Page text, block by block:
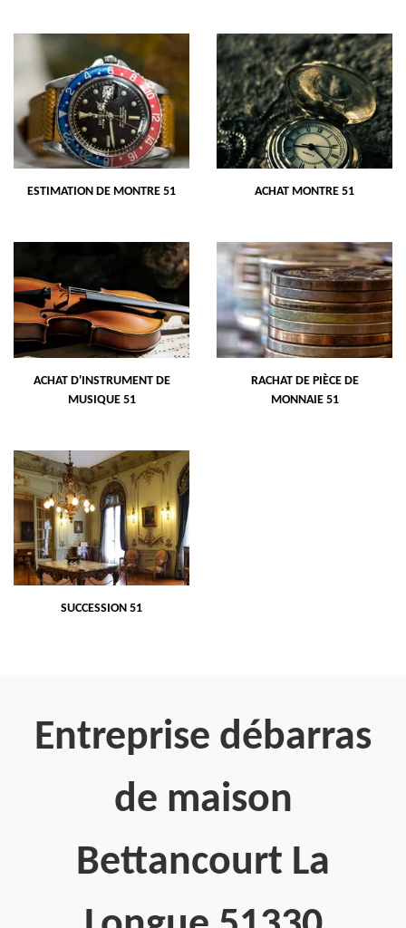
ESTIMATION DE MONTRE 51 ACHAT MONTRE 51
ACHAT D'INSTRUMENT DE
MUSIQUE 51
RACHAT DE PIÈCE DE
MONNAIE 51
SUCCESSION 51
Entreprise débarras
de maison
Bettancourt La